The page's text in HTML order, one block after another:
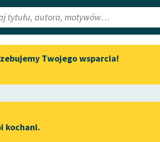
Lektury
Aktualności
„Prokurator Alicja Horn”
Twojego wsparcia!
kochani.